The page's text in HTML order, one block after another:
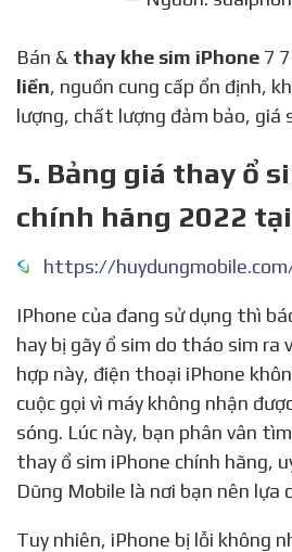
Bán & thay khe sim iPhone 7 7
liền, nguồn cung cấp ổn định,
lượng, chất lượng đảm bảo, giá
5. Bảng giá thay ổ
chính hãng 2022 tại
IPhone của đang sử dụng thì báo không nhận sim
hay bị gãy ổ sim do tháo sim ra
hợp này, điện thoại iPhone
cuộc gọi vì máy không nhận
sóng. Lúc này, bạn phân vân
thay ổ sim iPhone chính hãng,
Dũng Mobile là nơi bạn nên lựa
Tuy nhiên, iPhone bị lỗi không nhận được sim do sử